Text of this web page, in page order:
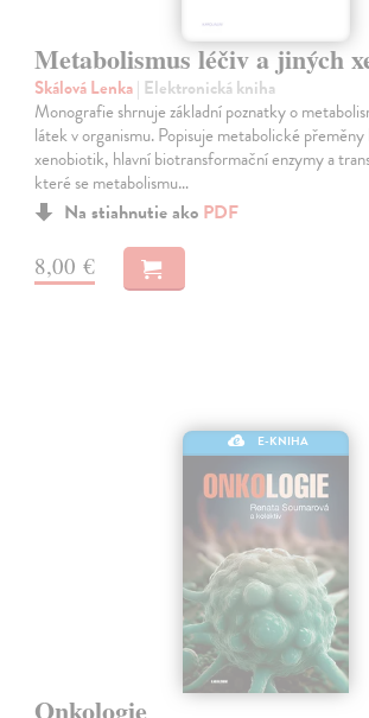
Metabolismus léčiv a jiných
Skálová Lenka| Elektronická kniha
Monografie shrnuje základní poznatky o
látek v organismu. Popisuje metabolické
xenobiotik, hlavní biotransformační enzymy a
které se metabolismu…
Na stiahnutie ako PDF
8,00 €
E-KNIHA
Onkologie